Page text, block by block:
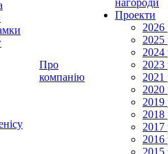
Про
компанію
нагороди
Проекти
2026
2025
2024
2023
2021
2020
2019
2018
2017
2016
2015